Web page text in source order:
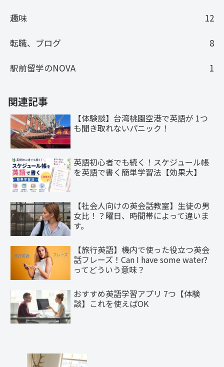
趣味
12
転職、ブログ
8
駅前留学のNOVA
1
関連記事
【体験談】台湾桃園空港で英語が 1つ
も聞き取れないパニック！
英語初心者でも続く！スケジュール帳
を英語で書く簡単学習法【効果大】
【社会人向けの英会話教室】生徒の男
女比！？曜日、時間帯によって違いま
す。
【旅行英語】機内で使った役立つ英会
話フレーズ！Can I have some water?
ってどういう意味？
おすすめ英語学習アプリ 7つ【体験
談】これを使えばOK